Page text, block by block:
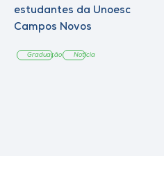
estudantes da Unoesc
Campos Novos
Graduação Notícia